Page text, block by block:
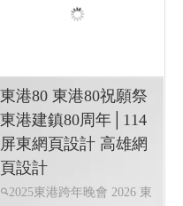
東港80 東港80祝願祭
東港建鎮80周年│114
屏東網頁設計 高雄網